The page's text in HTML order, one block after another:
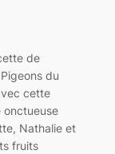
de
du
cette
onctueuse
Nathalie et
fruits